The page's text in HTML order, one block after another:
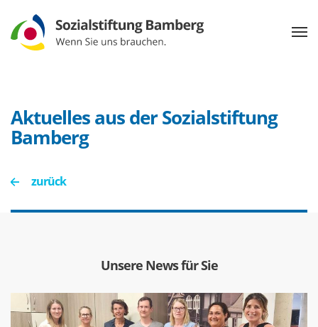
Aktuelles aus der Sozialstiftung
Bamberg
zurück
Unsere News für Sie